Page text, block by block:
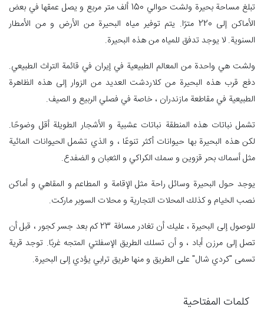
تبلغ مساحة بحيرة ولشت حوالي 150 ألف متر مربع و يصل عمقها في بعض
الأماكن إلى 220 مترًا. يتم توفير مياه البحيرة من الأرض و من الأمطار
السنوية. لا يوجد تدفق للمياه من هذه البحيرة.
ولشت هي واحدة من المعالم الطبيعية في إيران في قائمة التراث الطبيعي.
دفع قرب هذه البحيرة من كلاردشت العديد من الزوار إلى هذه الظاهرة
الطبيعية في مقاطعة مازندران ، خاصة في فصلي الربيع و الصيف.
تشمل نباتات هذه المنطقة نباتات عشبية و الأشجار الطويلة أقل وضوحًا.
لكن هذه البحيرة بها حيوانات أكثر تنوعًا ، و الذي تشمل الحيوانات المائية
مثل أسماك بحر قزوین و سمك الكراكي و الثعبان و الضفدع.
يوجد حول البحيرة وسائل راحة مثل الإقامة و المطاعم و المقاهي و أماكن
نصب الخيام و كذلك المحلات التجارية و محلات السوبر ماركت.
للوصول إلى البحيرة ، عليك أن تغادر مسافة 23 كم بعد جسر كجور ، قبل أن
تصل إلى مرزن أباد ، و أن تسلك الطريق الإسفلتي المتجه غربًا. توجد قرية
تسمى "كردي شال" على الطريق و منها طريق ترابي يؤدي إلى البحيرة.
كلمات المفتاحية